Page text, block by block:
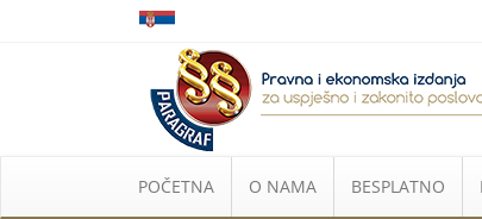
POČETNA O NAMA BESPLATNO